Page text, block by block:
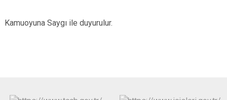
Kamuoyuna Saygı ile duyurulur.